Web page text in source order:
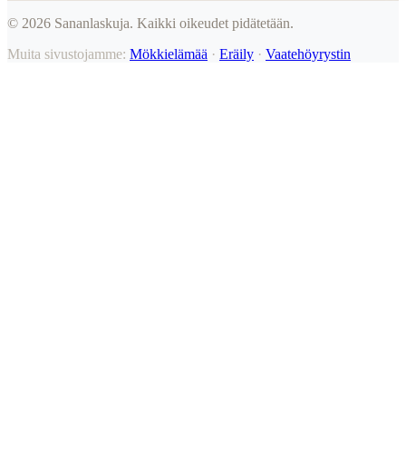
© 2026 Sananlaskuja. Kaikki oikeudet pidätetään.
Muita sivustojamme: Mökkielämää · Eräily · Vaatehöyrystin